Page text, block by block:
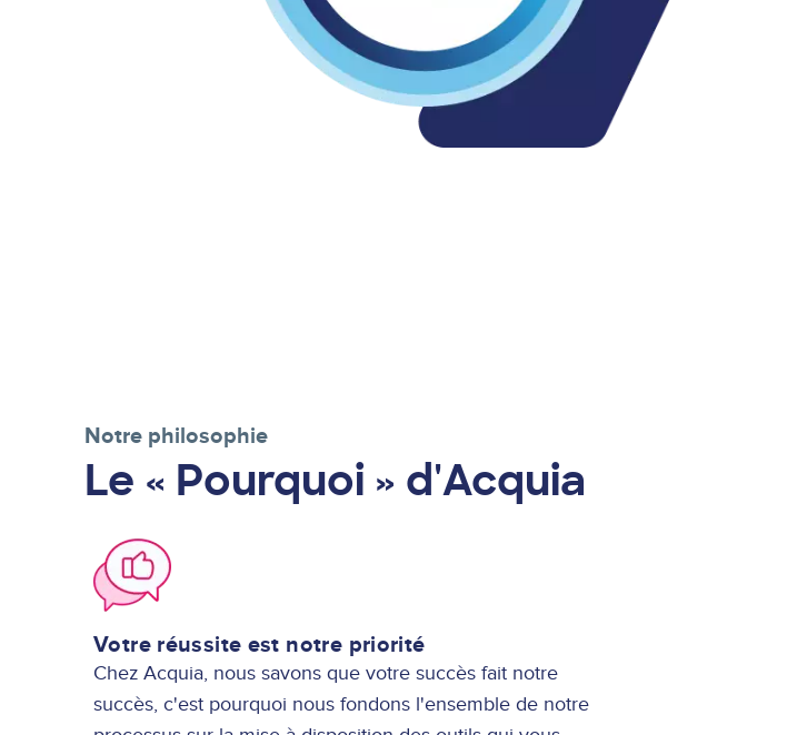
Notre philosophie
Le « Pourquoi » d'Acquia
Image
Votre réussite est notre priorité
Chez Acquia, nous savons que votre succès fait notre
succès, c'est pourquoi nous fondons l'ensemble de notre